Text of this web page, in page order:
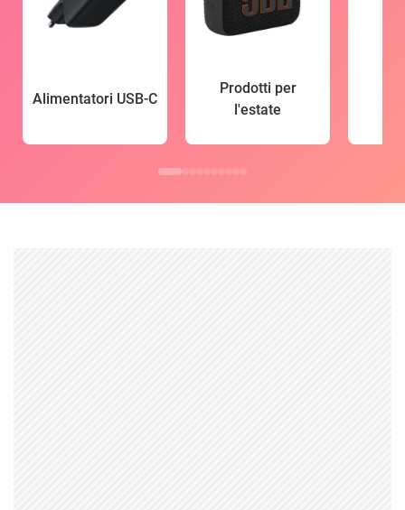
Alimentatori USB-C
Prodotti per
l'estate